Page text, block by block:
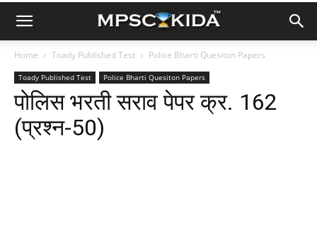
Home Toady Published Test Police Bharti Quesiton Papers
Toady Published Test Police Bharti Quesiton Papers
पोलिस भरती सराव पेपर क्र. 162
(प्रश्न-50)